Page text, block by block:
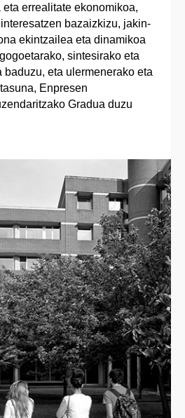
errealitate ekonomikoa,
bazaizkizu, jakin-
ekintzailea eta dinamikoa
sintesirako eta
baduzu, eta ulermenerako eta
Enpresen
Gradua duzu